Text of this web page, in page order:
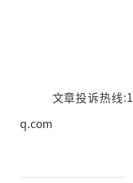
文章投诉热线
q.com